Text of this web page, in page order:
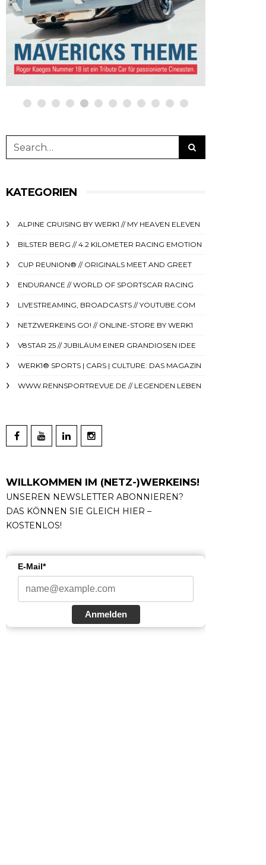
bestellen auf
netzwerkeins | GO!
23. Oktober 2023
KATEGORIEN
ALPINE CRUISING BY WERK1 // MY HEAVEN ELEVEN
BILSTER BERG // 4.2 KILOMETER RACING EMOTION
CUP REUNION® // ORIGINALS MEET AND GREET
ENDURANCE // WORLD OF SPORTSCAR RACING
LIVESTREAMING, BROADCASTS // YOUTUBE.COM
NETZWERKEINS GO! // ONLINE-STORE BY WERK1
V8STAR 25 // JUBILÄUM EINER GRANDIOSEN IDEE
WERK1® SPORTS | CARS | CULTURE: DAS MAGAZIN
WWW.RENNSPORTREVUE.DE // LEGENDEN LEBEN
WILLKOMMEN IM (NETZ-)WERKEINS!
UNSEREN NEWSLETTER ABONNIEREN?
DAS KÖNNEN SIE GLEICH HIER –
KOSTENLOS!
E-Mail*
Anmelden